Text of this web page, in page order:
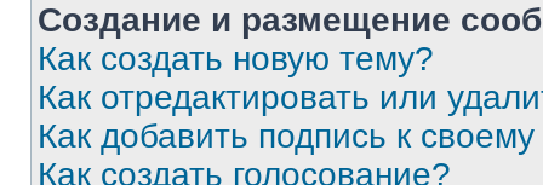
Создание и размещение
Как создать новую тему?
Как отредактировать или
Как добавить подпись к
Как создать голосование?